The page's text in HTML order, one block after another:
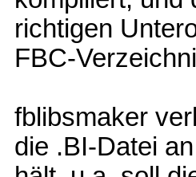
richtigen
FBC-
fblibsmaker
die .BI-Datei